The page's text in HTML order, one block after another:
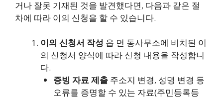
거나 잘못 기재된 것을 발견했다면, 다음과 같은 절
차에 따라 이의 신청을 할 수 있습니다.
이의 신청서 작성 읍 면 동사무소에 비치된 이
의 신청서 양식에 따라 신청 내용을 작성합니
다.
증빙 자료 제출주소지 변경, 성명 변경 등
오류를 증명할 수 있는 자료(주민등록등